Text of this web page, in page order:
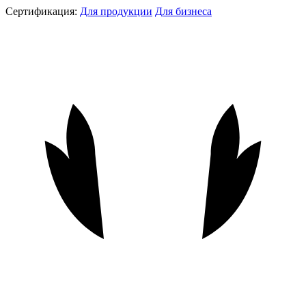
Сертификация: Для продукции Для бизнеса